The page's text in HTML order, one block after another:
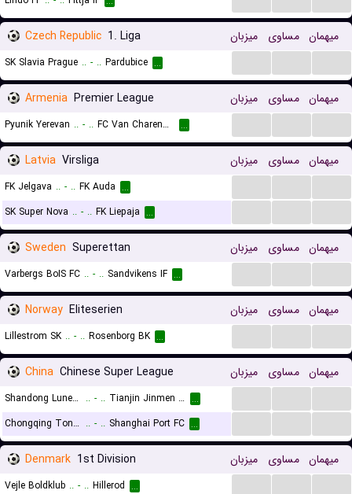
Czech Republic 1. Liga میزبان مساوی میهمان
SK Slavia Prague .. - .. Pardubice ...
Armenia Premier League میزبان مساوی میهمان
Pyunik Yerevan .. - .. FC Van Charencavan ...
Latvia Virsliga میزبان مساوی میهمان
FK Jelgava .. - .. FK Auda ...
SK Super Nova .. - .. FK Liepaja ...
Sweden Superettan میزبان مساوی میهمان
Varbergs BoIS FC .. - .. Sandvikens IF ...
Norway Eliteserien میزبان مساوی میهمان
Lillestrom SK .. - .. Rosenborg BK ...
China Chinese Super League میزبان مساوی میهمان
Shandong Luneng Taishan FC .. - .. Tianjin Jinmen Tigers ...
Chongqing Tongliang Long .. - .. Shanghai Port FC ...
Denmark 1st Division میزبان مساوی میهمان
Vejle Boldklub .. - .. Hillerod ...